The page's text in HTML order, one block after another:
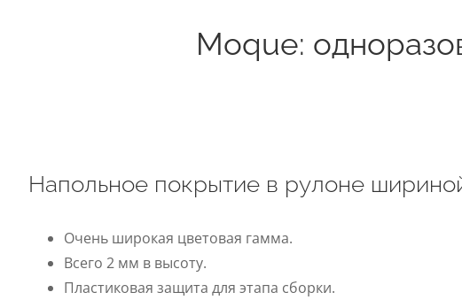
Moque:
Напольное покрытие в рулоне
Очень широкая цветовая гамма.
Всего 2 мм в высоту.
Пластиковая защита для этапа сборки.